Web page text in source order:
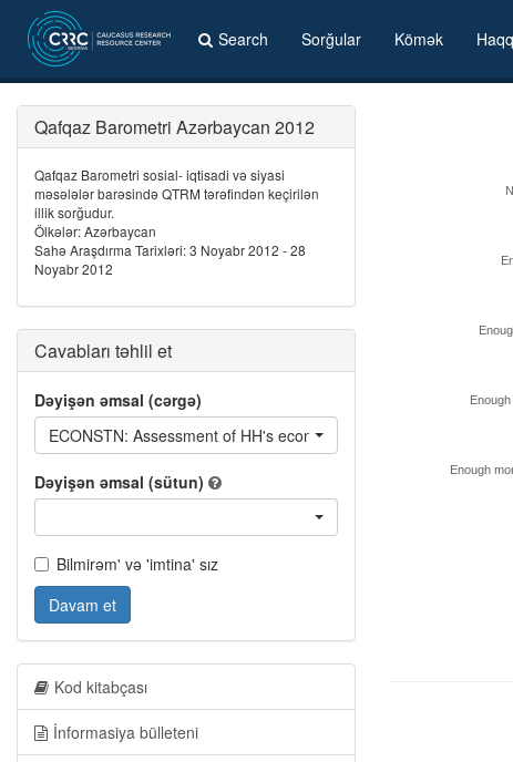
Search Sorğular Kömək
Enough
Qafqaz Barometri Azərbaycan 2012
Qafqaz Barometri sosial- iqtisadi və siyasi
məsələlər barəsində QTRM tərəfindən keçirilən
illik sorğudur.
Ölkələr: Azərbaycan
Sahə Araşdırma Tarixləri: 3 Noyabr 2012 - 28
Noyabr 2012
Cavabları təhlil et
Dəyişən əmsal (cərgə)
ECONSTN: Assessment of HH's economic situation
Dəyişən əmsal (sütun)
Bilmirəm' və 'imtina' sız
Davam et
Kod kitabçası
İnformasiya bülleteni